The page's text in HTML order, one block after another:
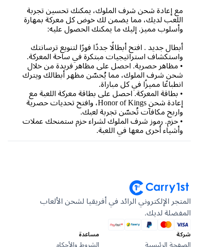
مع إعادة شحن شرف الملوك، يمكنك تحسين تجربة
اللعب لديك، مما يضمن لك خوض كل معركة بمهارة
وأسلوب مميز. إليك ما يمكنك الحصول عليه:
أبطال جديد . افتح أبطالًا جددًا فورًا لتنويع ترسانتك
واستكشاف استراتيجيات مبتكرة في ساحة المعركة.
• مظاهر حصرية. احصل على مظاهر فريدة من خلال
شحن شرف الملوك، مما يُحسّن مظهر أبطالك ويترك
انطباعًا مميزًا في كل مباراة.
• بطاقة المعركة. احصل على بطاقة معركة اللعبة مع
إعادة شحن Honor of Kings، وافتح تحديات حصرية
واربح مكافآت تُحسّن تجربة لعبك.
• حزم. رموز شرف الملوك لشراء حزم ستمنحك عملات
وأشياء أخرى معها في اللعبة.
المتجر الإلكتروني الرائد في أفريقيا لشحن الألعاب
المفضلة لديك.
الصفحة الرئيسية
مساعدة
الشروط والأحكام